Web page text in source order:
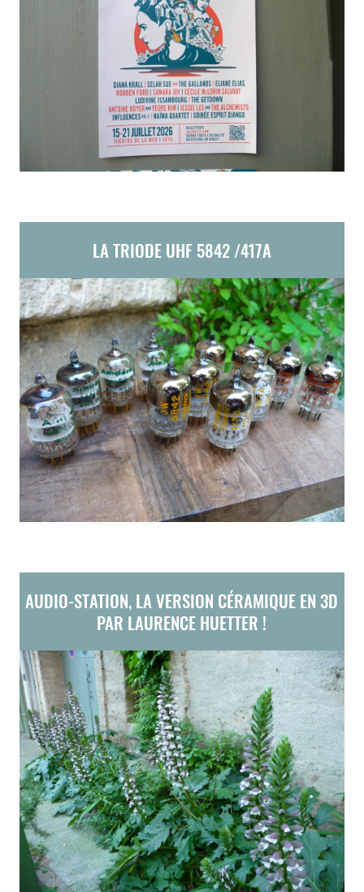
LA TRIODE UHF 5842 /417A
AUDIO-STATION, LA VERSION CÉRAMIQUE EN 3D
PAR LAURENCE HUETTER !